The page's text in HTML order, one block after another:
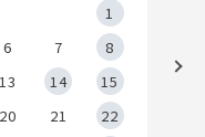
1
6 7
8
13 14
15
20 21
22